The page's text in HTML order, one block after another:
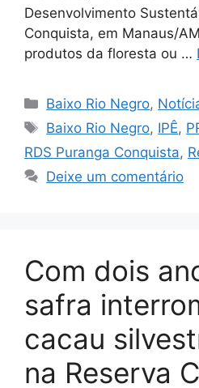
Desenvolvimento
Conquista, em Manaus/
produtos da floresta ou …
Baixo Rio Negro,
Baixo Rio Negro, IPÊ,
RDS Puranga Conquista,
Deixe um comentário
Com dois
safra
cacau
na Reserva